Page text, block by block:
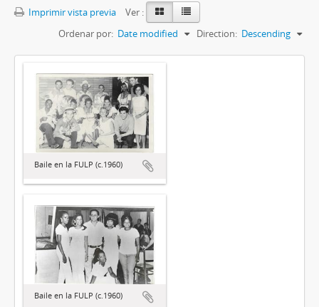
Imprimir vista previa
Ver :
Ordenar por: Date modified Direction: Descending
Baile en la FULP (c.1960)
Baile en la FULP (c.1960)